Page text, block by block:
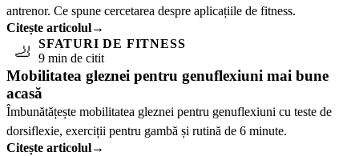
antrenor. Ce spune cercetarea despre aplicațiile de fitness.
Citește articolul→
🦶
SFATURI DE FITNESS
9 min de citit
Mobilitatea gleznei pentru genuflexiuni mai bune
acasă
Îmbunătățește mobilitatea gleznei pentru genuflexiuni cu teste de
dorsiflexie, exerciții pentru gambă și rutină de 6 minute.
Citește articolul→